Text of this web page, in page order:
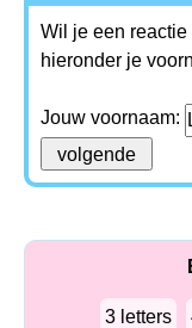
Wil je een reactie
hieronder je
Jouw voornaam:
3 letters